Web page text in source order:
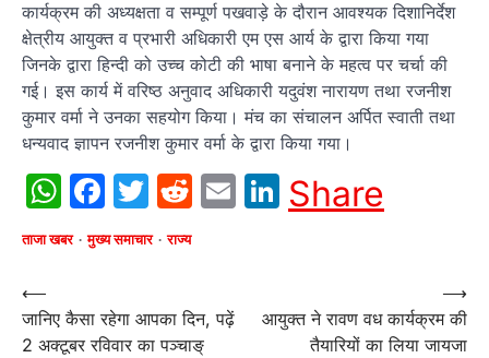
कार्यक्रम की अध्यक्षता व सम्पूर्ण पखवाड़े के दौरान आवश्यक दिशानिर्देश
क्षेत्रीय आयुक्त व प्रभारी अधिकारी एम एस आर्य के द्वारा किया गया
जिनके द्वारा हिन्दी को उच्च कोटी की भाषा बनाने के महत्व पर चर्चा की
गई। इस कार्य में वरिष्ठ अनुवाद अधिकारी यदुवंश नारायण तथा रजनीश
कुमार वर्मा ने उनका सहयोग किया। मंच का संचालन अर्पित स्वाती तथा
धन्यवाद ज्ञापन रजनीश कुमार वर्मा के द्वारा किया गया।
WhatsApp
Facebook
Twitter
Reddit
EmailLinkedIn
Share
ताजा खबर मुख्य समाचार राज्य
Post
navigation
⟵
जानिए कैसा रहेगा आपका दिन, पढ़ें
2 अक्टूबर रविवार का पञ्चाङ्
आयुक्त ने रावण वध कार्यक्रम की
तैयारियों का लिया जायजा
⟶